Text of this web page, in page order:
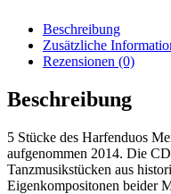
Beschreibung
Zusätzliche
Rezensionen (0)
Beschreibung
5 Stücke des Harfenduos
aufgenommen 2014. Die
Tanzmusikstücken aus
Eigenkompositonen beider